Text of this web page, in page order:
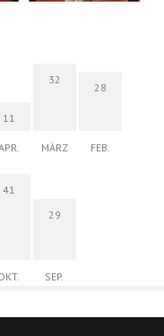
11
32
MÄRZ
28
FEB.
41
29
SEP.